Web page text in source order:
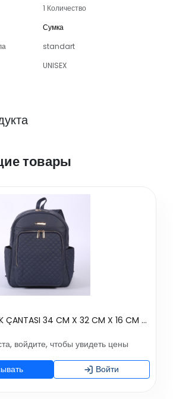
1 Количество
Сумка
standart
UNISEX
товары
DUST ANNE- BEBEK ÇANTASI 34 CM X 32 CM X 16 CM - GRİ
войдите, чтобы увидеть цены
Войти